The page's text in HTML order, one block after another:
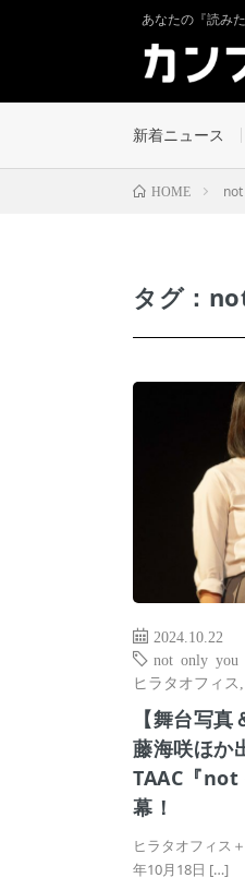
あなたの『読み
新着ニュース
HOME
タグ：
2024.10.22
not only you
ヒラタオフィス
【舞台写
藤海咲ほか
TAAC『
幕！
ヒラタオフィス
年10月18日 […]